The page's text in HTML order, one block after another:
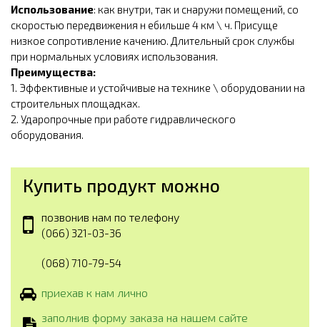
Использование: как внутри, так и снаружи помещений, со
скоростью передвижения н ебильше 4 км \ ч. Присуще
низкое сопротивление качению. Длительный срок службы
при нормальных условиях использования.
Преимущества:
1. Эффективные и устойчивые на технике \ оборудовании на
строительных площадках.
2. Ударопрочные при работе гидравлического
оборудования.
Купить продукт можно
позвонив нам по телефону
(066) 321-03-36
(068) 710-79-54
приехав к нам лично
заполнив форму заказа на нашем сайте